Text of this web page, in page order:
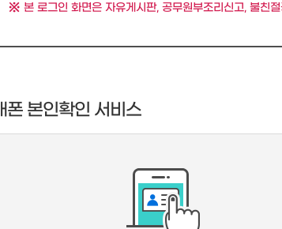
본 로그인 화면은 자유게시판, 공무원부조리신고, 불친
폰 본인확인 서비스